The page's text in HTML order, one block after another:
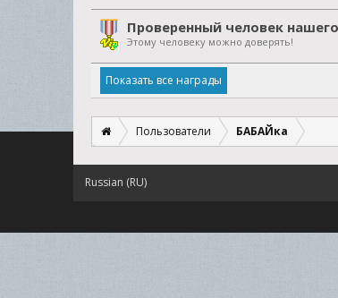
Проверенный человек
Этому человеку можно доверять!
Показать все награды
Пользователи БАБАЙка
Russian (RU)